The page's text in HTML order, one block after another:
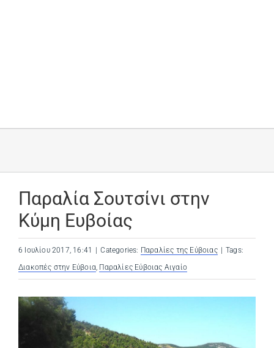
Παραλία Σουτσίνι στην
Κύμη Ευβοίας
6 Ιουλίου 2017, 16:41 Categories: Παραλίες της Εύβοιας
Tags:
Διακοπές στην Εύβοια, Παραλίες Εύβοιας Αιγαίο